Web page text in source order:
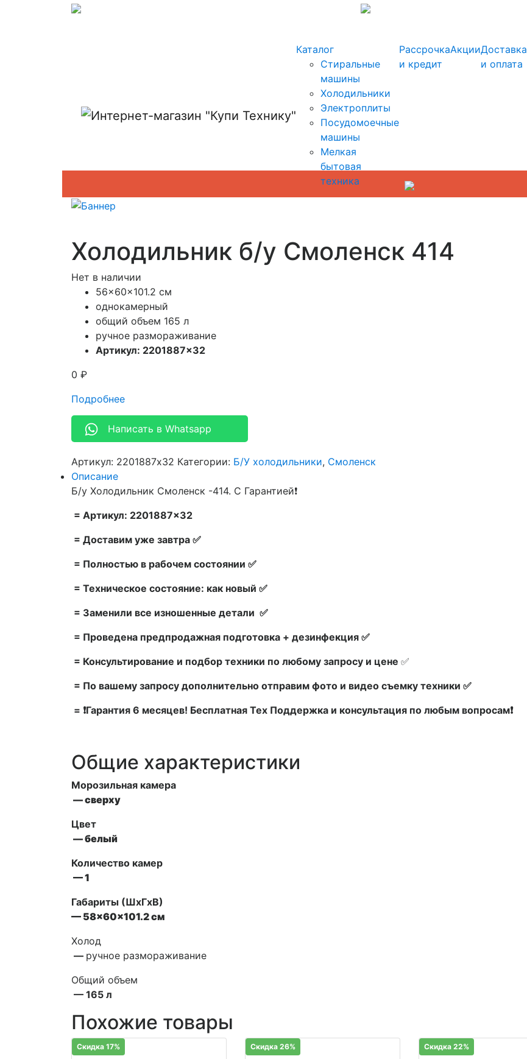
Каталог
Стиральные
машины
Холодильники
Электроплиты
Посудомоечные
машины
Мелкая
бытовая
техника
Рассрочка
и кредит
АкцииДоставка
и оплата
Холодильник б/у Смоленск 414
Нет в наличии
56x60x101.2 см
однокамерный
общий объем 165 л
ручное размораживание
Артикул: 2201887×32
0 ₽
Подробнее
Написать в Whatsapp
Артикул: 2201887x32 Категории: Б/У холодильники, Смоленск
Описание
Б/у Холодильник Смоленск -414. С Гарантией❗
= Артикул: 2201887×32
= Доставим уже завтра ✅
= Полностью в рабочем состоянии ✅
= Техническое состояние: как новый ✅
= Заменили все изношенные детали ✅
= Проведена предпродажная подготовка + дезинфекция ✅
= Консультирование и подбор техники по любому запросу и цене ✅
= По вашему запросу дополнительно отправим фото и видео съемку техники ✅
= ❗Гарантия 6 месяцев! Бесплатная Тех Поддержка и консультация по любым вопросам❗
Общие характеристики
Морозильная камера
— сверху
Цвет
— белый
Количество камер
— 1
Габариты (ШxГxВ)
— 58x60x101.2 см
Холод
— ручное размораживание
Общий объем
— 165 л
Похожие товары
Скидка 17% Скидка 26% Скидка 22%